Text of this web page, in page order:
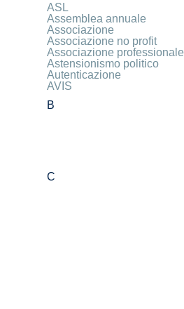
ASL
Assemblea annuale
Associazione
Associazione no profit
Associazione professionale
Astensionismo politico
Autenticazione
AVIS
B
C